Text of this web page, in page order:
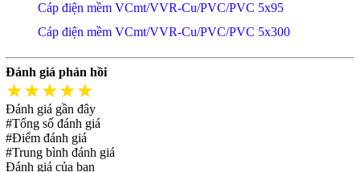
Cáp điện mềm VCmt/VVR-Cu/PVC/PVC 5x95
Cáp điện mềm VCmt/VVR-Cu/PVC/PVC 5x300
Đánh giá phản hồi
★★★★★
Đánh giá gần đây
#Tổng số đánh giá
#Điểm đánh giá
#Trung bình đánh giá
Đánh giá của bạn